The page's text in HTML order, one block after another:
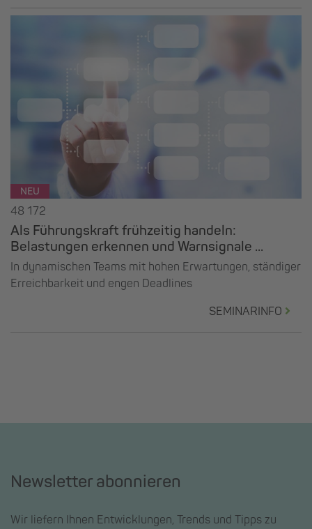
NEU
48 172
Als Führungskraft frühzeitig handeln:
Belastungen erkennen und Warnsignale ...
In dynamischen Teams mit hohen Erwartungen, ständiger
Erreichbarkeit und engen Deadlines
SEMINARINFO
Newsletter abonnieren
Wir liefern Ihnen Entwicklungen, Trends und Tipps zu